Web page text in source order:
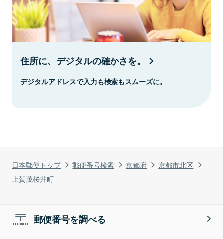
日本郵便トップ 郵便番号検索 京都府
京都市北区
上賀茂桜井町
住所に、デジタルの確かさを。
デジタルアドレスで入力も検索もスムーズに。
郵便番号を調べる